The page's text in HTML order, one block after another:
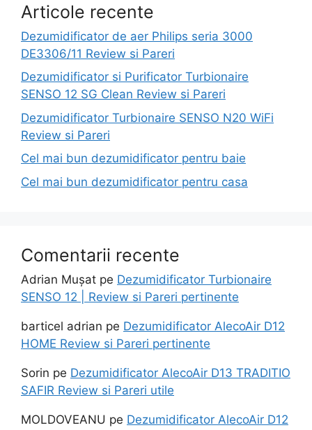
Articole recente
Dezumidificator de aer Philips seria 3000
DE3306/11 Review si Pareri
Dezumidificator si Purificator Turbionaire
SENSO 12 SG Clean Review si Pareri
Dezumidificator Turbionaire SENSO N20 WiFi
Review si Pareri
Cel mai bun dezumidificator pentru baie
Cel mai bun dezumidificator pentru casa
Comentarii recente
Adrian Mușat pe Dezumidificator Turbionaire
SENSO 12 | Review si Pareri pertinente
barticel adrian pe Dezumidificator AlecoAir D12
HOME Review si Pareri pertinente
Sorin pe Dezumidificator AlecoAir D13 TRADITIO
SAFIR Review si Pareri utile
MOLDOVEANU pe Dezumidificator AlecoAir D12